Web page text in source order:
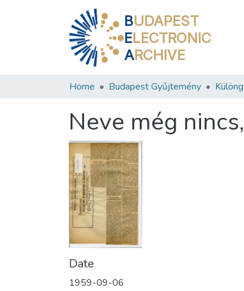
BUDAPEST
ELECTRONIC
ARCHIVE
Home Budapest Gyűjtemény
Neve még
Date
1959-09-06